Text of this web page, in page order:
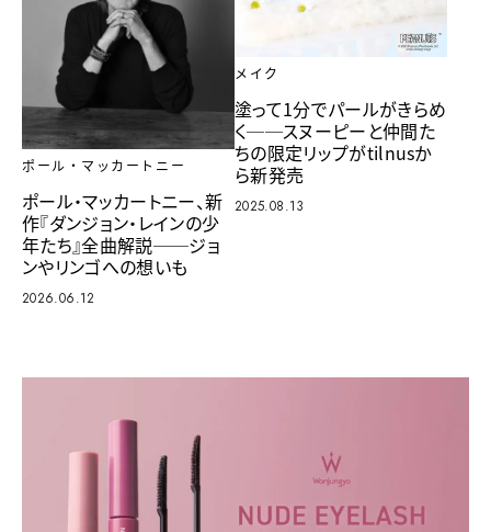
ポール・マッカートニー
ポール・マッカートニー、新
作『ダンジョン・レインの少
年たち』全曲解説──ジョ
ンやリンゴへの想いも
2026.06.12
メイク
塗って1分でパールがきらめ
く──スヌーピーと仲間た
ちの限定リップがtilnusか
ら新発売
2025.08.13